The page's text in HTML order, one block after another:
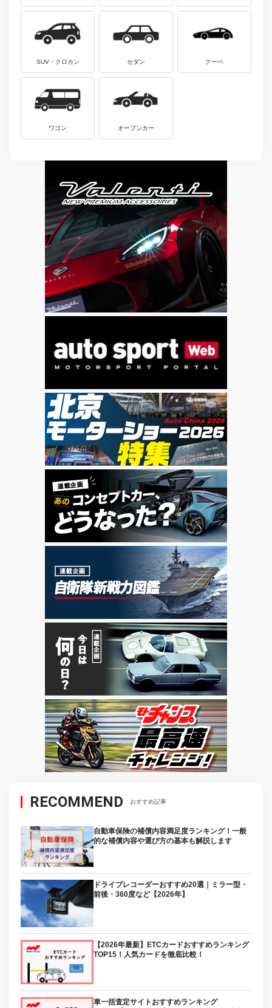
SUV・クロカン セダン クーペ
ワゴン オープンカー
RECOMMEND おすすめ記事
自動車保険の補償内容満足度ランキング！一般
的な補償内容や選び方の基本も解説します
ドライブレコーダーおすすめ20選｜ミラー型・
前後・360度など【2026年】
【2026年最新】ETCカードおすすめランキング
TOP15！人気カードを徹底比較！
車一括査定サイトおすすめランキング